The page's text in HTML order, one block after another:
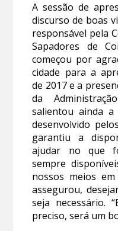
A sessão de
discurso de boas
responsável pela
Sapadores de
começou por
cidade para a
de 2017 e a
da
salientou ainda
desenvolvido
garantiu a
ajudar no que
sempre
nossos meios
assegurou,
seja necessário.
preciso, será um